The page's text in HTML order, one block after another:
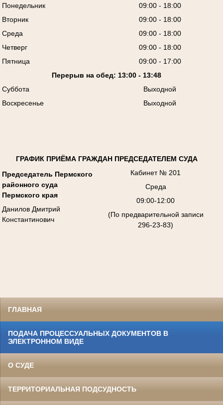
Понедельник
09:00 - 18:00
Вторник
09:00 - 18:00
Среда
09:00 - 18:00
Четверг
09:00 - 18:00
Пятница
09:00 - 17:00
Перерыв на обед: 13:00 - 13:48
Суббота
Выходной
Воскресенье
Выходной
ГРАФИК ПРИЁМА ГРАЖДАН ПРЕДСЕДАТЕЛЕМ СУДА
Председатель Пермского
районного суда
Пермского края
Данилов Дмитрий
Константинович
Кабинет № 201
Среда
09:00-12:00
(По предварительной записи
296-23-83)
ГЛАВНАЯ
ПОДАЧА ПРОЦЕССУАЛЬНЫХ ДОКУМЕНТОВ В
ЭЛЕКТРОННОМ ВИДЕ
О СУДЕ
ТЕРРИТОРИАЛЬНАЯ ПОДСУДНОСТЬ